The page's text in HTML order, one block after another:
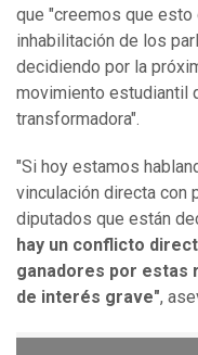
que "creemos que
inhabilitación de los
decidiendo por la
movimiento estudiantil
transformadora".
"Si hoy estamos
vinculación directa con
diputados que están
hay un conflicto
ganadores por estas
de interés grave",